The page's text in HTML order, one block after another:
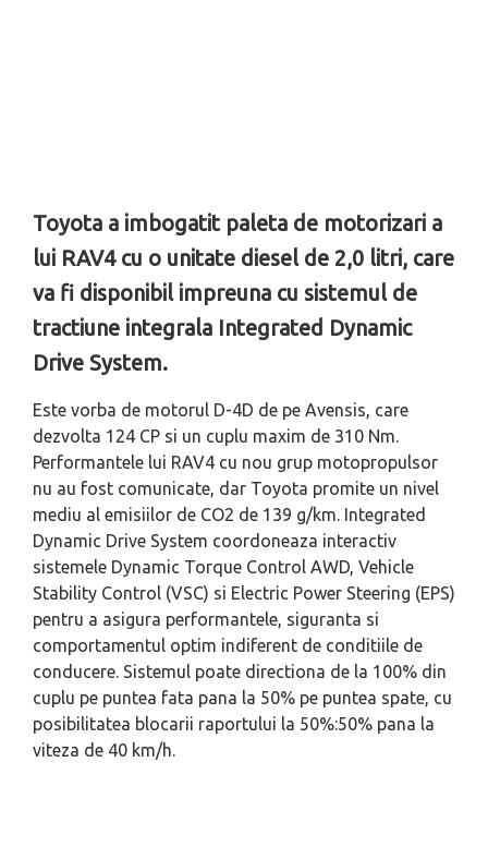
Toyota a imbogatit paleta de motorizari a
lui RAV4 cu o unitate diesel de 2,0 litri, care
va fi disponibil impreuna cu sistemul de
tractiune integrala Integrated Dynamic
Drive System.
Este vorba de motorul D-4D de pe Avensis, care
dezvolta 124 CP si un cuplu maxim de 310 Nm.
Performantele lui RAV4 cu nou grup motopropulsor
nu au fost comunicate, dar Toyota promite un nivel
mediu al emisiilor de CO2 de 139 g/km. Integrated
Dynamic Drive System coordoneaza interactiv
sistemele Dynamic Torque Control AWD, Vehicle
Stability Control (VSC) si Electric Power Steering (EPS)
pentru a asigura performantele, siguranta si
comportamentul optim indiferent de conditiile de
conducere. Sistemul poate directiona de la 100% din
cuplu pe puntea fata pana la 50% pe puntea spate, cu
posibilitatea blocarii raportului la 50%:50% pana la
viteza de 40 km/h.